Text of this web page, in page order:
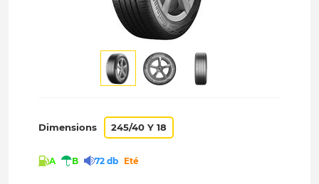
Dimensions 245/40 Y 18
A B 72 db Eté